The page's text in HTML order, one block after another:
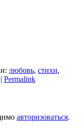
любовь, стихи,
| Permalink
авторизоваться.